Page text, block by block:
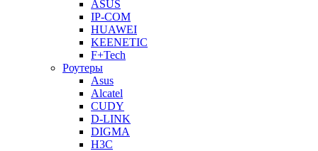
ASUS
IP-COM
HUAWEI
KEENETIC
F+Tech
Роутеры
Asus
Alcatel
CUDY
D-LINK
DIGMA
H3C